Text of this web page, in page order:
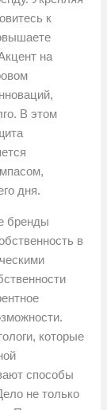
к
на
В этом
дня.
бренды
в
которые
способы
не только